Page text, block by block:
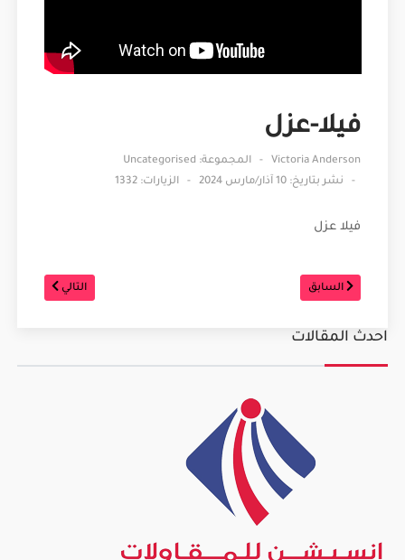
فيلا-عزل
Victoria Anderson المجموعة: Uncategorised
نشر بتاريخ: 10 آذار/مارس 2024
الزيارات: 1332
فيلا عزل
السابق التالي
احدث المقالات